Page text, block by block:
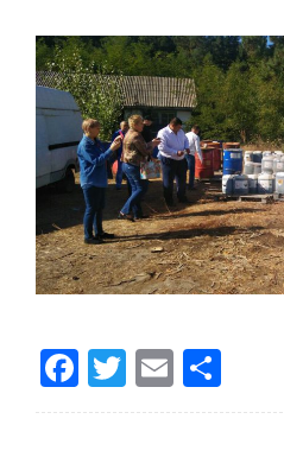
Fa
ce
T
wi
E
m h